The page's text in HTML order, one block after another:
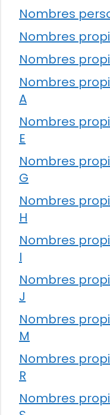
Nombres
Nombres
Nombres
Nombres
A
Nombres
E
Nombres
G
Nombres
H
Nombres
I
Nombres
J
Nombres
M
Nombres
R
Nombres